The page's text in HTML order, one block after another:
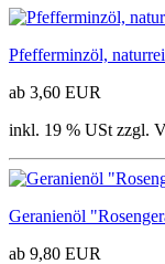
Pfefferminzöl,
ab 3,60 EUR
inkl. 19 % USt zzgl.
Geranienöl
ab 9,80 EUR